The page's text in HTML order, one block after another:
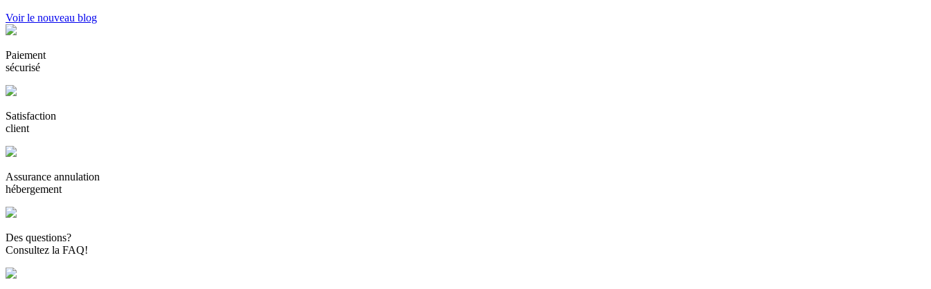
Voir le nouveau blog
Paiement
sécurisé
Satisfaction
client
Assurance annulation
hébergement
Des questions?
Consultez la FAQ!